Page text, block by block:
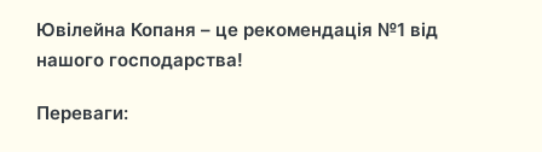
Ювілейна Копаня – це рекомендація №1 від
нашого господарства!
Переваги: